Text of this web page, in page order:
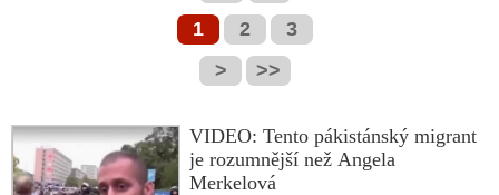
1
2
3
>
>>
VIDEO: Tento pákistánský migrant
je rozumnější než Angela
Merkelová